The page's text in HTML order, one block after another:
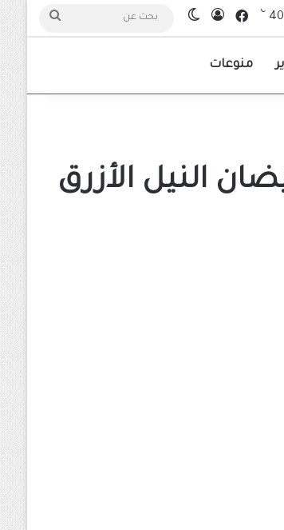
40
℃ فيسبوكتسجيل الدخول
الوضع المظلم
منوعات
النيل الأزرق